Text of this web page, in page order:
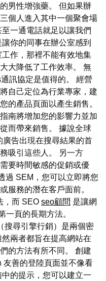
男性增強藥。 但如果辦
個人進入其中一個聚會場
一通電話就足以讓我們
你的同事在辦公室感到
作，那裡不能有效地集
大降低了工作效率。 無
訊協定是值得的。 經營
自己定位為行業專家，建
的產品頁面以產生銷售。
南將增加您的影響力並加
而帶來銷售。 據說全球
告出現在搜尋結果的首
吸引這些人。 另一方
要時間敏感的促銷或優
過 SEM，您可以立即將您
服務的潛在客戶面前。
，而 SEO seo顧問 是讓網
一頁的長期方法。
搜尋引擎行銷）是兩個密
兩者都旨在提高網站在
的方法有所不同。 創建
友善的登陸頁面並不像看
的提示，您可以建立一